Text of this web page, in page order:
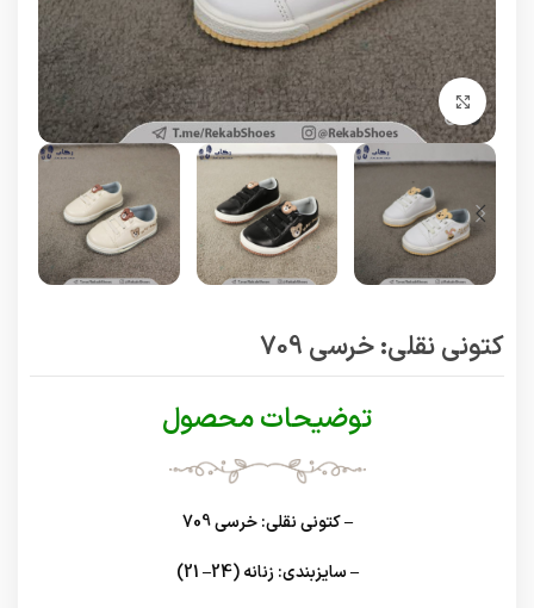
برای بزرگنمایی کلیک کنید
کتونی نقلی: خرسی 709
توضیحات محصول
– کتونی نقلی: خرسی 709
– سایزبندی: زنانه (24– 21)